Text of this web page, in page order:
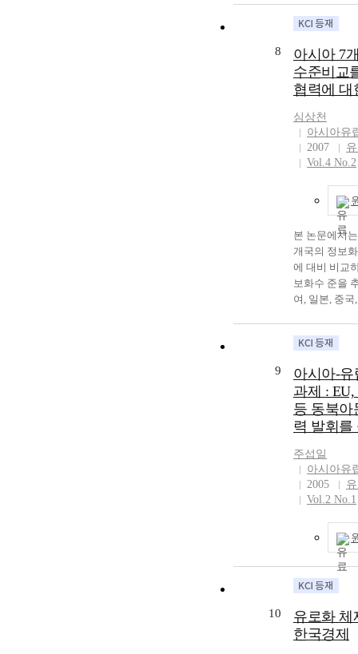
시아 지역에
아 국가들의
로 미국의
고, 특히 투자
분석해보고자
해 영국의 유
한 정부기관
중심으로 문
살펴보고, 실
의 영향에 대
해 시사점을
다. The main
article is to
influence of
on the TPP
United
has chosen
Investment
influential
positive and
to
European
the
positive and
on the other
countries. As
from the
influence on
European
began to
problems
economically
that there will
effect as the
다. 수년 전부
모든 차별 행
적 지침에 의
를 논의해왔
에 ‘유럽연합
장애, 나이,
관해서 보호
야의 지침을
안 세력이 많
합의 지침을
이 아직 남아
재 내각의 많
로 부터의 포
계속 추진하
배후 세력들
상황에 있다.
연합 지침
않은 채 접근
절한 예방 조
있다. 유엔
건은 오래전
법에 포함되
유럽연합의
는 과정이다.
아휴직 등의
적 역할을 수
이 모범적 역
차별법이 수
되었기 때문
대우법’의
이루어져야
울러 차별로
보호를 위한
루어져야 할
Compared to
록 노력을 기
이 질’ 또는 ‘
발’ 등 당면
등을 통해서
지식․정보기
및 서비스 사
하고 있다.
학기술정책
리가 주목해
원의 공동연
가속화되고
축, 복합화
됨에따라 회
에 의한 공동
더욱 커져가
6차 프레임워
회원국 연구
구기관 등이
럽을 하나의
대(ERA)로 연
력을 추진하
은 유럽의 과
름은 우리나
을 주고 있다.
기업간의 공
우리 기업들
고시킬 필요
의 많은 과학
회원국들 의
들 간에 공동
진되면서 연
절감과 시너
있음을 눈여
다. 둘째, 국
과 중국을 포
사이에 과학
sind.
einzelnen
Gemeinschaft
werden. Der
zukünftige
ausführlich
Das Resultat
positive
erwarten hat.
Weltwirtschaft
wichtigen,
Europäischen
genannten
noch nicht so
Seit dem
nach
Gemeinschaft
daraus
in einem
sowieeiner
nun auch
Einheit
8
아시아 7
수준비교
협력에 대
심상천
아시아유
2007
Vol.4 No.2
본 논문에서
개국의 정보
에 대비 비교
보화수 준을
여, 일본, 중
업의 현황과
의 전자정부
e-비즈니스
보사회지수,
준비지수,
가지 지수를
속으로 이 자
여 아시아 지
한 한국의 IT
척방향을 제
것을 토대로
화 산업 협력
산업의 수출
다. This
measure each
levels for a
9
아시아-유
과제 :
등 동북아
력 발휘를
주섭일
아시아유
2005
Vol.2 No.1
10
유로화 체
한국경제